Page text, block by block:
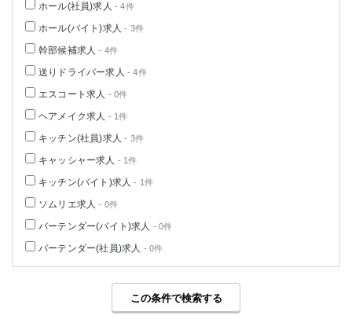
ホール(社員)求人 - 4件
ホール(バイト)求人 - 3件
幹部候補求人 - 4件
送りドライバー求人 - 4件
エスコート求人 - 0件
ヘアメイク求人 - 1件
キッチン(社員)求人 - 3件
キャッシャー求人 - 1件
キッチン(バイト)求人 - 1件
ソムリエ求人 - 0件
バーテンダー(バイト)求人 - 0件
バーテンダー(社員)求人 - 0件
この条件で検索する